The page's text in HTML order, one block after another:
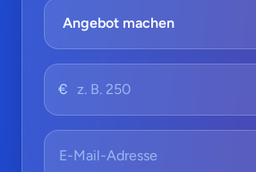
Angebot machen
€